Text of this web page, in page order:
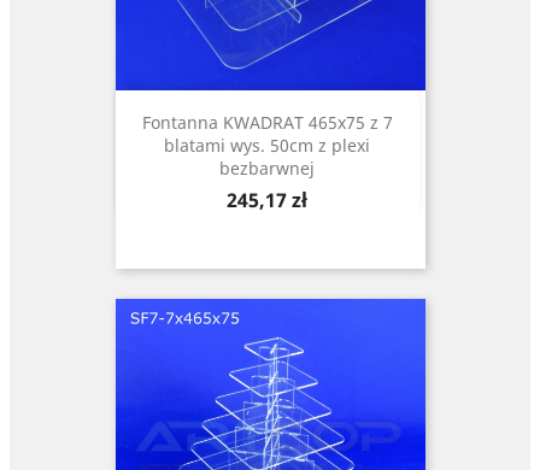
Fontanna KWADRAT 465x75 z 7
blatami wys. 50cm z plexi
bezbarwnej
Cena
245,17 zł